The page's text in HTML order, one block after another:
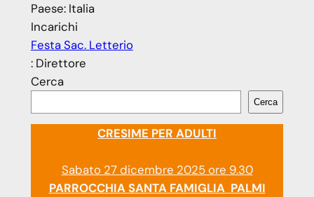
Paese: Italia
Incarichi
Festa Sac. Letterio
: Direttore
Cerca
Cerca
CRESIME PER ADULTI
Sabato 27 dicembre 2025 ore 9.30
PARROCCHIA SANTA FAMIGLIA PALMI